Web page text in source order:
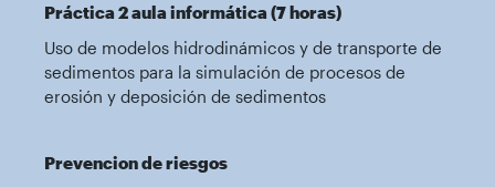
Práctica 2 aula informática (7 horas)
Uso de modelos hidrodinámicos y de transporte de
sedimentos para la simulación de procesos de
erosión y deposición de sedimentos
Prevencion de riesgos